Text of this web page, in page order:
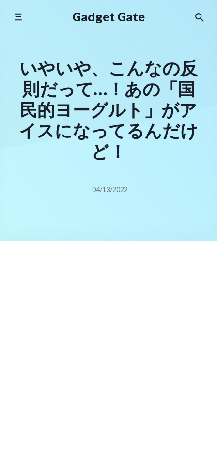
Gadget Gate
いやいや、こんなの反
則だって…！あの「国
民的ヨーグルト」がア
イスになってるんだけ
ど！
04/13/2022